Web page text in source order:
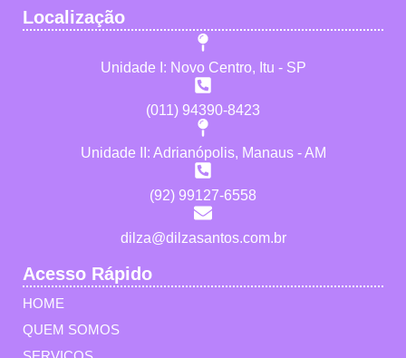
Localização
Unidade I: Novo Centro, Itu - SP
(011) 94390-8423
Unidade II: Adrianópolis, Manaus - AM
(92) 99127-6558
dilza@dilzasantos.com.br
Acesso Rápido
HOME
QUEM SOMOS